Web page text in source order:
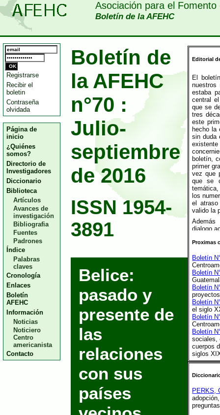
Asociación para el
Boletín de la AFEHC
Registrarse
Recibir el
boletin
Contraseña
olvidada
Página de
inicio
¿Quiénes
somos?
Directorio de
Investigadores
Diccionario
Biblioteca
Artículos
Avances de
investigación
Bibliografia
Fuentes
Padrones
Índice
Palabras
claves
Cronología
Enlaces
Boletín
AFEHC
Información
Noticias
Noticiero
Centro
americanista
Contacto
Editorial
El
nuestros
estaba
central
que se
tres
este
hecho la
sin duda
boletín,
primer
vez que
que se
los
el
valido la
dialogo
artículo
(1570-
El
Payne
España
en la
La
sobre la
vez
Proximas
Boletín
Boletín
Boletín
Boletín
el siglo
Boletín
Boletín
sociales,
cuerpos
siglos
PERKS,
Boletín de
la AFEHC
n°70 :
Julio-
septiembre
de 2016
ISSN 1954-
3891
Belice:
pasado y
presente de
las
relaciones
con sus
países